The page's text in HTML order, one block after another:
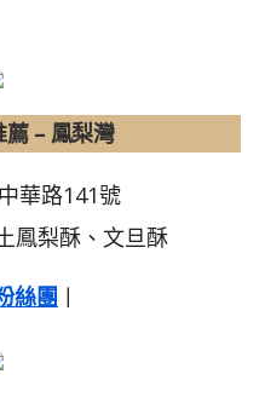
– 鳳梨灣
華路141號
鳳梨酥、文旦酥
絲團